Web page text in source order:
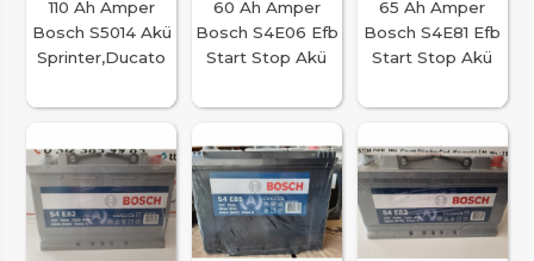
110 Ah Amper
Bosch S5014 Akü
Sprinter,Ducato
60 Ah Amper
Bosch S4E06 Efb
Start Stop Akü
65 Ah Amper
Bosch S4E81 Efb
Start Stop Akü